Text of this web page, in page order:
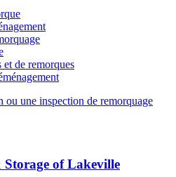
et de remorques
ou une inspection de remorquage
of Lakeville